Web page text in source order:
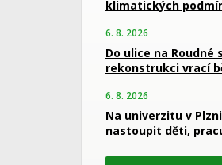
klimatických
6. 8. 2026
Do ulice na Roudné
rekonstrukci vrací
6. 8. 2026
Na univerzitu v
nastoupit děti,